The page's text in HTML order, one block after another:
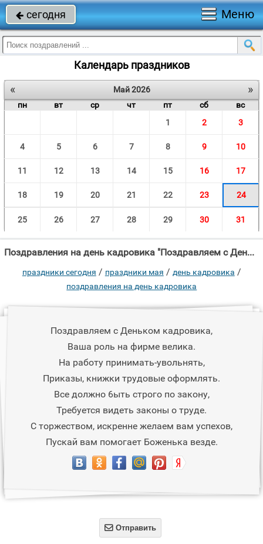
 сегодня Меню
Календарь праздников
« »
Май 2026
пн
вт ср чт пт сб
вс
1
2 3
4 5 6 7 8 9 10
11 12 13 14 15 16 17
18 19 20 21 22 23 24
25 26 27 28 29 30 31
Поздравления на день кадровика "Поздравляем с Деньком кадровика, Ваша роль на фирме велика."
праздники сегодня / праздники мая / день кадровика /
поздравления на день кадровика
Поздравляем с Деньком кадровика,
Ваша роль на фирме велика.
На работу принимать-увольнять,
Приказы, книжки трудовые оформлять.
Все должно 6ыть строго по закону,
Требуется видеть законы о труде.
С торжеством, искренне желаем вам успехов,
Пускай вам помогает Боженька везде.
 Отправить